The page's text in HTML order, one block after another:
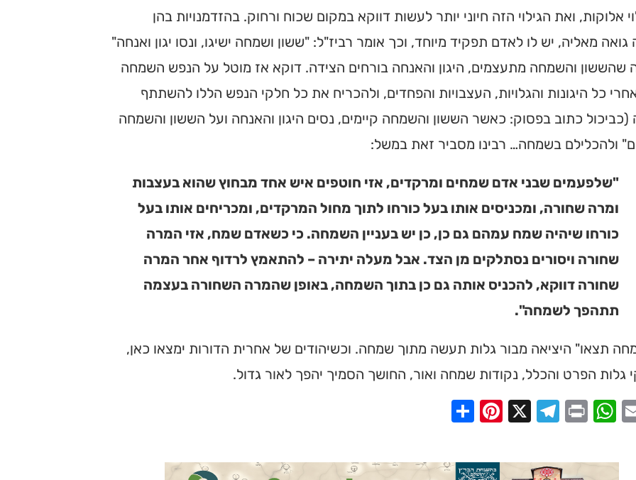
אלוקות, ואת הגילוי הזה חיוני יותר לעשות דווקא במקום שכוח ורחוק. בהזדמנויות בהן
מאליה, יש לו לאדם תפקיד מיוחד, וכך אומר רביז"ל: "ששון ושמחה ישיגו, ונסו יגון ואנחה"
שהששון והשמחה מתעצמים, היגון והאנחה בורחים הצידה. דוקא אז מוטל על הנפש השמחה
כל היגונות והגלויות, העצבויות והפחדים, ולהכריח את כל חלקי הנפש הללו להשתתף
כתוב בפסוק: כאשר הששון והשמחה קיימים, נסים היגון והאנחה ועל הששון והשמחה
ולהכלילם בשמחה… רבינו מסביר זאת במשל:
"שלפעמים שבני אדם שמחים ומרקדים, אזי חוטפים איש אחד מבחוץ שהוא בעצבות
ומרה שחורה, ומכניסים אותו בעל כורחו לתוך מחול המרקדים, ומכריחים אותו בעל
כורחו שיהיה שמח עמהם גם כן, כן יש בעניין השמחה. כי כשאדם שמח, אזי המרה
שחורה ויסורים נסתלקים מן הצד. אבל מעלה יתירה – להתאמץ לרדוף אחר המרה
שחורה דווקא, להכניס אותה גם כן בתוך השמחה, באופן שהמרה השחורה בעצמה
תתהפך לשמחה".
תצאו" היציאה מבור גלות תעשה מתוך שמחה. וכשיהודים של אחרית הדורות ימצאו כאן,
גלות הפרט והכלל, נקודות שמחה ואור, החושך הסמיך יהפך לאור גדול.
Email
WhatsApp
Print
Telegram
Pinterest